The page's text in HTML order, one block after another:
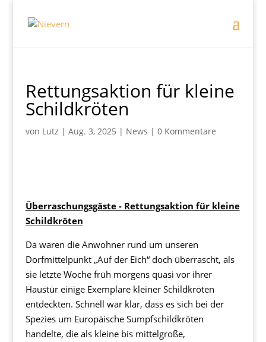
Rettungsaktion für kleine
Schildkröten
von Lutz | Aug. 3, 2025 | News | 0 Kommentare
Überraschungsgäste - Rettungsaktion für kleine
Schildkröten
Da waren die Anwohner rund um unseren
Dorfmittelpunkt „Auf der Eich“ doch überrascht, als
sie letzte Woche früh morgens quasi vor ihrer
Haustür einige Exemplare kleiner Schildkröten
entdeckten. Schnell war klar, dass es sich bei der
Spezies um Europäische Sumpfschildkröten
handelte, die als kleine bis mittelgroße,